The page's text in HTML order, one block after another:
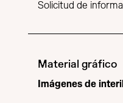
Solicitud de
Material gráfico
Imágenes de